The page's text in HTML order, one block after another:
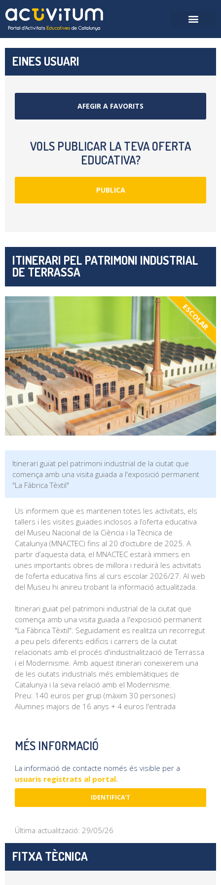
EINES USUARI
AFEGIR A FAVORITS
VOLS PUBLICAR LA TEVA OFERTA
EDUCATIVA?
PUBLICA
ITINERARI PEL PATRIMONI INDUSTRIAL
DE TERRASSA
ESCOLAR
Itinerari guiat pel patrimoni industrial de la ciutat que
comença amb una visita guiada a l'exposició permanent
"La Fàbrica Tèxtil"
Us informem que es mantenen totes les activitats, els
tallers i les visites guiades inclosos a l’oferta educativa
del Museu Nacional de la Ciència i la Tècnica de
Catalunya (MNACTEC) fins al 20 d’octubre de 2025. A
partir d’aquesta data, el MNACTEC estarà immers en
unes importants obres de millora i reduirà les activitats
de l’oferta educativa fins al curs escolar 2026/27. Al web
del Museu hi anireu trobant la informació actualitzada.
Itinerari guiat pel patrimoni industrial de la ciutat que
comença amb una visita guiada a l'exposició permanent
"La Fàbrica Tèxtil". Seguidament es realitza un recorregut
a peu pels diferents edificis i carrers de la ciutat
relacionats amb el procés d'industrialització de Terrassa
i el Modernisme. Amb aquest itinerari coneixerem una
de les ciutats industrials més emblemàtiques de
Catalunya i la seva relació amb el Modernisme.
Preu: 140 euros per grup (màxim 30 persones)
Alumnes majors de 16 anys + 4 euros l'entrada
MÉS INFORMACIÓ
La informació de contacte només és visible per a
usuaris registrats al portal.
IDENTIFICA'T
Última actualització: 29/05/26
FITXA TÈCNICA